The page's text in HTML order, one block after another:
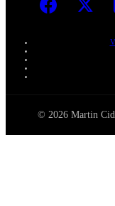
© 2026 Martin